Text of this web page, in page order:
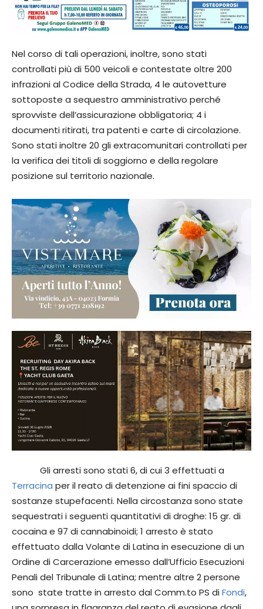
Nel corso di tali operazioni, inoltre, sono stati
controllati più di 500 veicoli e contestate oltre 200
infrazioni al Codice della Strada, 4 le autovetture
sottoposte a sequestro amministrativo perché
sprovviste dell’assicurazione obbligatoria; 4 i
documenti ritirati, tra patenti e carte di circolazione.
Sono stati inoltre 20 gli extracomunitari controllati per
la verifica dei titoli di soggiorno e della regolare
posizione sul territorio nazionale.
Gli arresti sono stati 6, di cui 3 effettuati a
Terracina per il reato di detenzione ai fini spaccio di
sostanze stupefacenti. Nella circostanza sono state
sequestrati i seguenti quantitativi di droghe: 15 gr. di
cocaina e 97 di cannabinoidi; 1 arresto è stato
effettuato dalla Volante di Latina in esecuzione di un
Ordine di Carcerazione emesso dall’Ufficio Esecuzioni
Penali del Tribunale di Latina; mentre altre 2 persone
sono state tratte in arresto dal Comm.to PS diFondi,